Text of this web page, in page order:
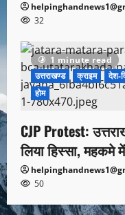
32
1 minute read
उत्तराखण्ड
क्राइम देश-
होम
CJP Protest:
लिया हिस्सा, महकमे
50